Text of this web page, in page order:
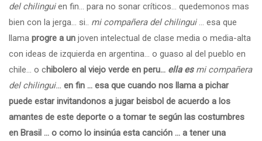
del chilinguien fin… para no sonar críticos… quedemonos mas
bien con la jerga… si.. mi compañera del chilingui… esa que
llama progre a un joven intelectual de clase media o media-alta
con ideas de izquierda en argentina… o guaso al del pueblo en
chile… o chibolero al viejo verde en peru… ella es mi compañera
del chilingui… en fin … esa que cuando nos llama a pichar
puede estar invitandonos a jugar beisbol de acuerdo a los
amantes de este deporte o a tomar te según las costumbres
en Brasil … o como lo insinúa esta canción … a tener una